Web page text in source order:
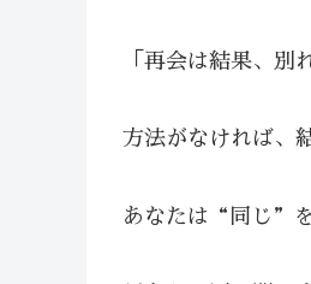
「再会は結果、別
方法がなければ、
あなたは“同じ”